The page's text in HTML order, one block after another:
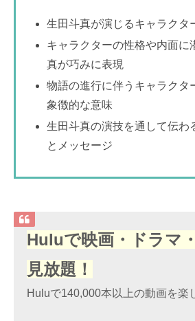
生田斗真が演じるキャラクタ
キャラクターの性格や内面に
真が巧みに表現
物語の進行に伴うキャラクタ
象徴的な意味
生田斗真の演技を通して伝わ
とメッセージ
Huluで映画・ドラマ
見放題！
Huluで140,000本以上の動画を楽